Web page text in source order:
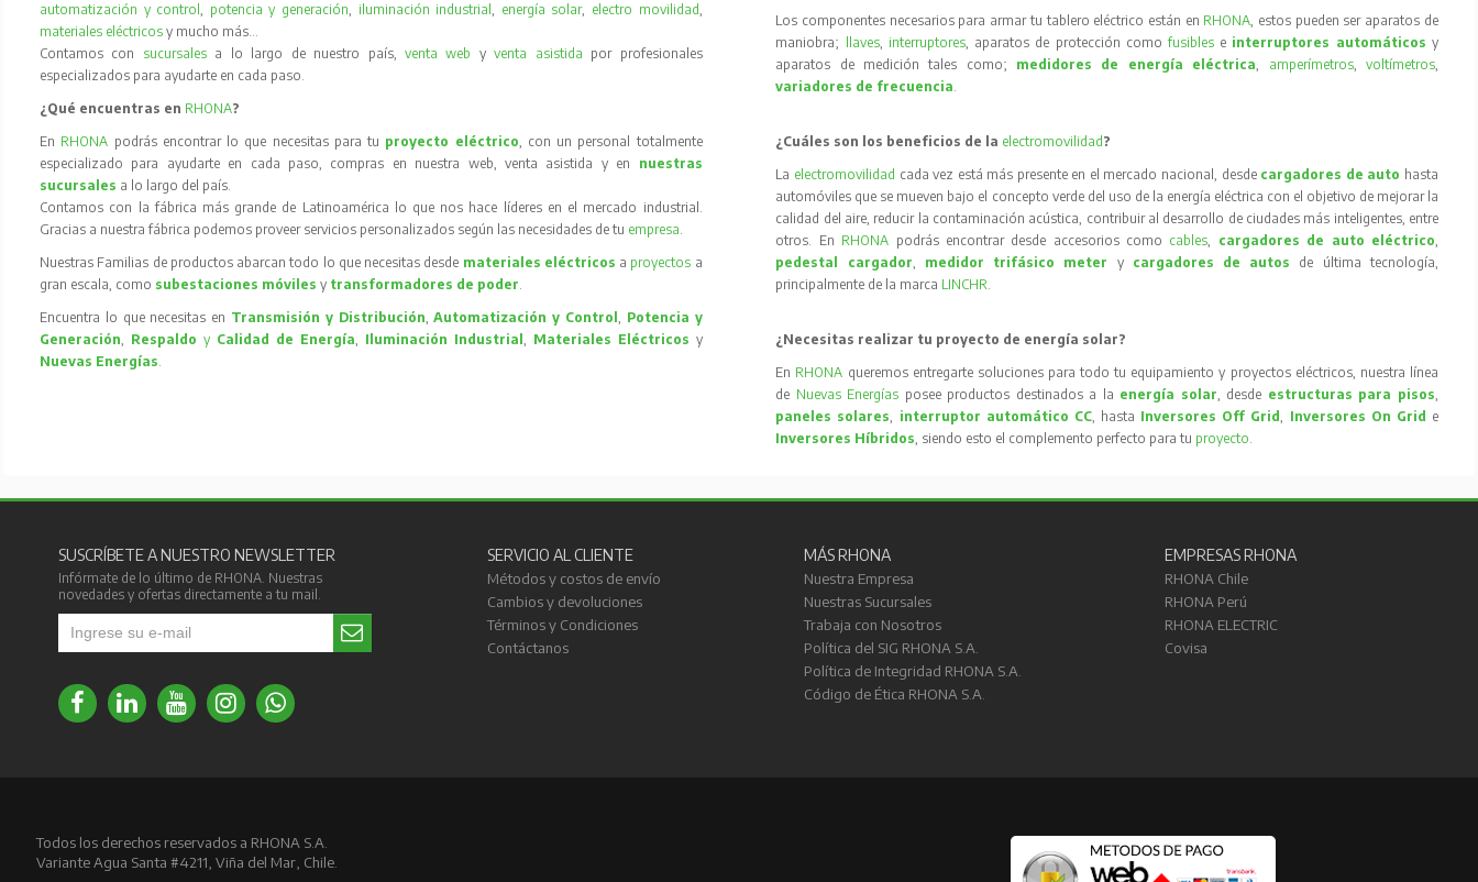
automatización y control, potencia y generación, iluminación industrial, energía solar, electro movilidad,
materiales eléctricos y mucho más…
Contamos con sucursales a lo largo de nuestro país, venta web yventa asistida por profesionales
especializados para ayudarte en cada paso.
¿Qué encuentras en RHONA?
En RHONA podrás encontrar lo que necesitas para tu proyecto eléctrico, con un personal totalmente
especializado para ayudarte en cada paso, compras en nuestra web, venta asistida y en nuestras
sucursales a lo largo del país.
Contamos con la fábrica más grande de Latinoamérica lo que nos hace líderes en el mercado industrial.
Gracias a nuestra fábrica podemos proveer servicios personalizados según las necesidades de tu empresa.
Nuestras Familias de productos abarcan todo lo que necesitas desde materiales eléctricos a proyectos a
gran escala, como subestaciones móvilesy transformadores de poder.
Encuentra lo que necesitas en Transmisión y Distribución,Automatización y Control, Potencia y
Generación, Respaldo y Calidad de Energía, Iluminación Industrial , Materiales Eléctricos y
Nuevas Energías.
Los componentes necesarios para armar tu tablero eléctrico están en RHONA, estos pueden ser aparatos de
maniobra;
llaves, interruptores, aparatos de protección comofusibles e interruptores automáticos y
aparatos de medición tales como; medidores de energía eléctrica, amperímetros, voltímetros,
variadores de frecuencia.
¿Cuáles son los beneficios de la electromovilidad ?
La electromovilidad cada vez está más presente en el mercado nacional, desde cargadores de auto hasta
automóviles que se mueven bajo el concepto verde del uso de la energía eléctrica con el objetivo de mejorar la
calidad del aire, reducir la contaminación acústica, contribuir al desarrollo de ciudades más inteligentes, entre
otros. En RHONA podrás encontrar desde accesorios como cables, cargadores de auto eléctrico,
pedestal cargador, medidor trifásico meter y cargadores de autos
de última tecnología,
principalmente de la marca LINCHR.
¿Necesitas realizar tu proyecto de energía solar?
En RHONA queremos entregarte soluciones para todo tu equipamiento y proyectos eléctricos, nuestra línea
de Nuevas Energías posee productos destinados a la energía solar, desde estructuras para pisos,
paneles solares, interruptor automático CC, hasta Inversores Off Grid, Inversores On Grid e
Inversores Híbridos, siendo esto el complemento perfecto para tu proyecto.
SUSCRÍBETE A NUESTRO NEWSLETTER
Infórmate de lo último de RHONA. Nuestras
novedades y ofertas directamente a tu mail.
SERVICIO AL CLIENTE
Métodos y costos de envío
Cambios y devoluciones
Términos y Condiciones
Contáctanos
MÁS RHONA
Nuestra Empresa
Nuestras Sucursales
Trabaja con Nosotros
Política del SIG RHONA S.A.
Política de Integridad RHONA S.A.
Código de Ética RHONA S.A.
EMPRESAS RHONA
RHONA Chile
RHONA Perú
RHONA ELECTRIC
Covisa
Todos los derechos reservados a RHONA S.A.
Variante Agua Santa #4211, Viña del Mar, Chile.